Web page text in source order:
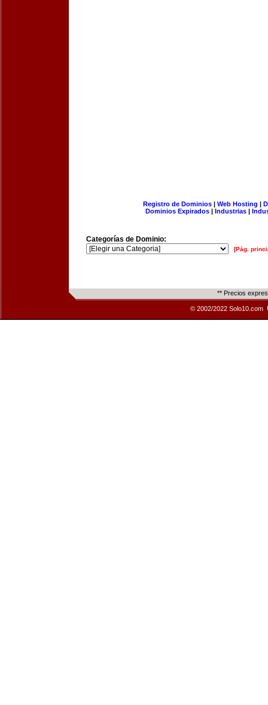
Registro de Dominios| Web Hosting |
Dominios Expirados | Industrias |
Categorías de Dominio:
[Pág.
** Precios
© 2002/2022 Solo10.com